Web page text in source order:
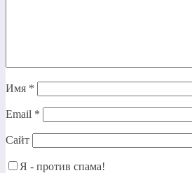
Имя *
Email *
Сайт
Я - против спама!